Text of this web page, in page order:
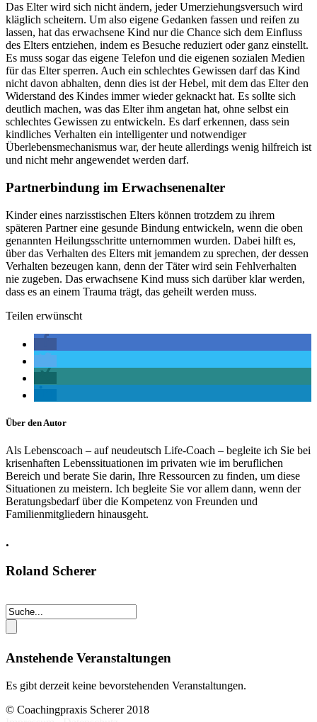
Das Elter wird sich nicht ändern, jeder Umerziehungsversuch wird
kläglich scheitern. Um also eigene Gedanken fassen und reifen zu
lassen, hat das erwachsene Kind nur die Chance sich dem Einfluss
des Elters entziehen, indem es Besuche reduziert oder ganz einstellt.
Es muss sogar das eigene Telefon und die eigenen sozialen Medien
für das Elter sperren. Auch ein schlechtes Gewissen darf das Kind
nicht davon abhalten, denn dies ist der Hebel, mit dem das Elter den
Widerstand des Kindes immer wieder geknackt hat. Es sollte sich
deutlich machen, was das Elter ihm angetan hat, ohne selbst ein
schlechtes Gewissen zu entwickeln. Es darf erkennen, dass sein
kindliches Verhalten ein intelligenter und notwendiger
Überlebensmechanismus war, der heute allerdings wenig hilfreich ist
und nicht mehr angewendet werden darf.
Partnerbindung im Erwachsenenalter
Kinder eines narzisstischen Elters können trotzdem zu ihrem
späteren Partner eine gesunde Bindung entwickeln, wenn die oben
genannten Heilungsschritte unternommen wurden. Dabei hilft es,
über das Verhalten des Elters mit jemandem zu sprechen, der dessen
Verhalten bezeugen kann, denn der Täter wird sein Fehlverhalten
nie zugeben. Das erwachsene Kind muss sich darüber klar werden,
dass es an einem Trauma trägt, das geheilt werden muss.
Teilen erwünscht
Über den Autor
Als Lebenscoach – auf neudeutsch Life-Coach – begleite ich Sie bei
krisenhaften Lebenssituationen im privaten wie im beruflichen
Bereich und berate Sie darin, Ihre Ressourcen zu finden, um diese
Situationen zu meistern. Ich begleite Sie vor allem dann, wenn der
Beratungsbedarf über die Kompetenz von Freunden und
Familienmitgliedern hinausgeht.
.
Roland Scherer
Anstehende Veranstaltungen
Es gibt derzeit keine bevorstehenden Veranstaltungen.
© Coachingpraxis Scherer 2018